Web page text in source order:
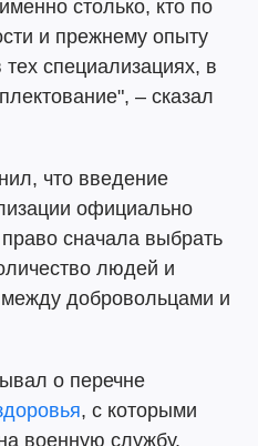
столько, кто по
и прежнему опыту
специализациях, в
– сказал
что введение
официально
сначала выбрать
людей и
добровольцами и
о перечне
, с которыми
военную службу.